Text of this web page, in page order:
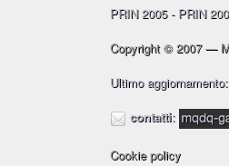
PRIN 2005 - PRIN
Copyright © 2007 —
Ultimo
contatti:
Cookie policy